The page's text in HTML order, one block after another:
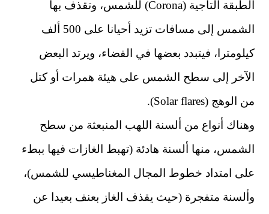
الطبقة التاجية (Corona) للشمس، وتقذف بها
الشمس إلى مسافات تزيد أحيانا على 500 ألف
كيلومترا، فيتبدد بعضها في الفضاء، ويرتد البعض
الآخر إلى سطح الشمس على هيئة همرات أو كتل
من الوهج (Solar flares).
وهناك أنواع من ألسنة اللهب المنبعثة من سطح
الشمس، منها ألسنة هادئة (تهبط الغازات فيها ببطء
على امتداد خطوط المجال المغناطيسي للشمس)،
وألسنة متفجرة (حيث يقذف الغاز بعنف بعيدا عن